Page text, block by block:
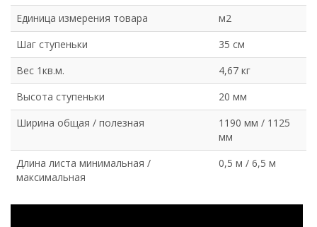
Единица измерения товара
м2
Шаг ступеньки
35 см
Вес 1кв.м.
4,67 кг
Высота ступеньки
20 мм
Ширина общая / полезная
1190 мм / 1125
мм
Длина листа минимальная /
максимальная
0,5 м / 6,5 м